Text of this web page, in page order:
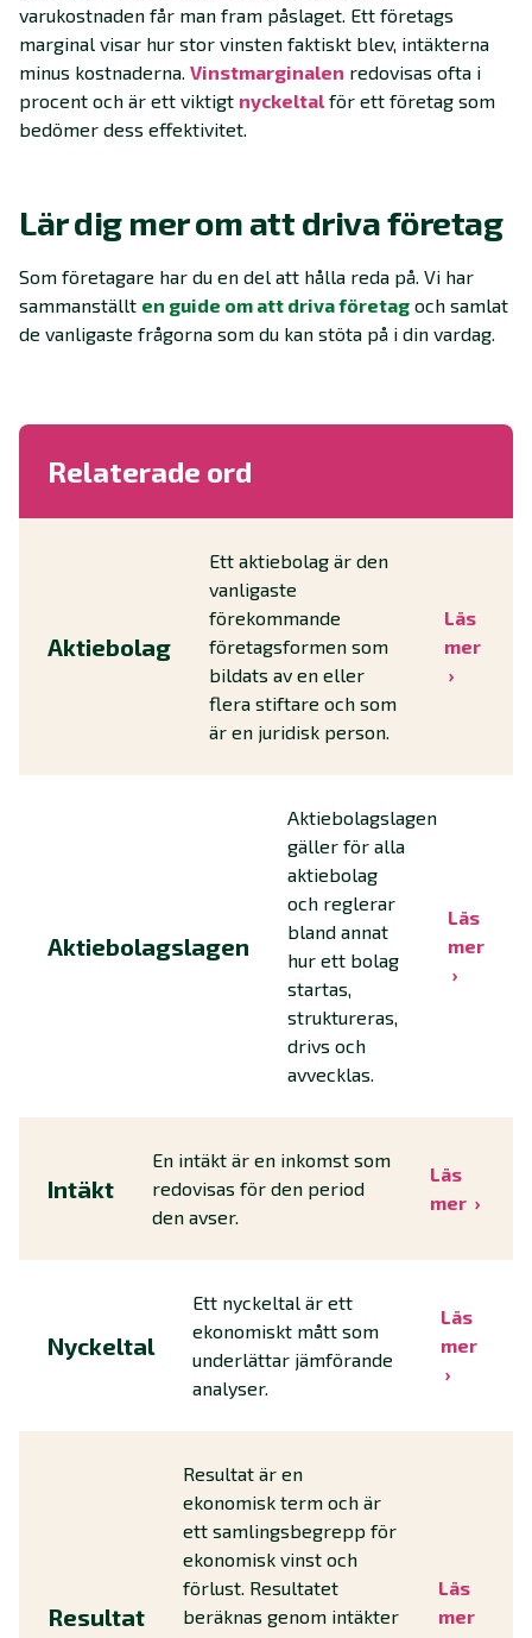
varukostnaden får man fram påslaget. Ett företags
marginal visar hur stor vinsten faktiskt blev, intäkterna
minus kostnaderna. Vinstmarginalen redovisas ofta i
procent och är ett viktigt nyckeltal för ett företag som
bedömer dess effektivitet.
Lär dig mer om att driva företag
Som företagare har du en del att hålla reda på. Vi har
sammanställt en guide om att driva företag och samlat
de vanligaste frågorna som du kan stöta på i din vardag.
Relaterade ord
Aktiebolag
Ett aktiebolag är den
vanligaste
förekommande
företagsformen som
bildats av en eller
flera stiftare och som
är en juridisk person.
Läs
mer
Aktiebolagslagen
Aktiebolagslagen
gäller för alla
aktiebolag
och reglerar
bland annat
hur ett bolag
startas,
struktureras,
drivs och
avvecklas.
Läs
mer
Intäkt
En intäkt är en inkomst som
redovisas för den period
den avser.
Läs
mer
Nyckeltal
Ett nyckeltal är ett
ekonomiskt mått som
underlättar jämförande
analyser.
Läs
mer
Resultat
Resultat är en
ekonomisk term och är
ett samlingsbegrepp för
ekonomisk vinst och
förlust. Resultatet
beräknas genom intäkter
Läs
mer